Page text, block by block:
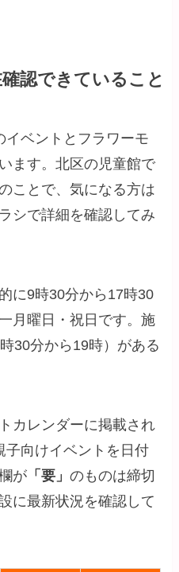
認できていること
イベントとフラワーモ
ます。北区の児童館で
ことで、気になる方は
シで詳細を確認してみ
に9時30分から17時30
月曜日・祝日です。施
30分から19時）がある
カレンダーに掲載され
子向けイベントを日付
が 「要」のものは締切
に最新状況を確認して